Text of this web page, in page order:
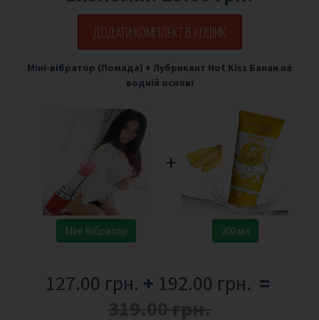
ДОДАТИ КОМПЛЕКТ В КОШИК
Міні-вібратор (Помада) + Лубрикант Hot Kiss Банан на
водній основі
Міні Вібратор
+
200 мл
127.00 грн. + 192.00 грн. =